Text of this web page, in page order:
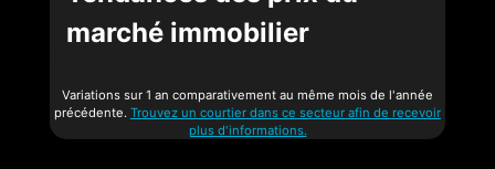
marché immobilier
Variations sur 1 an comparativement au même mois de l'année
précédente. Trouvez un courtier dans ce secteur afin de recevoir
plus d'informations.